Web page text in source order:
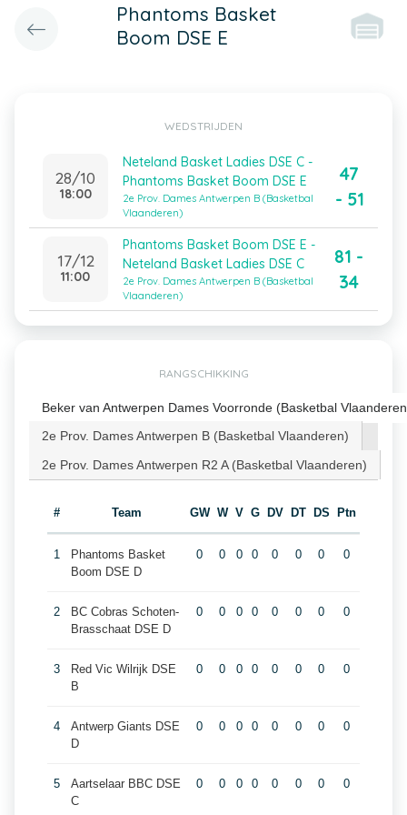
Phantoms Basket
Boom DSE E
WEDSTRIJDEN
28/10
18:00
Neteland Basket Ladies DSE C -
Phantoms Basket Boom DSE E
2e Prov. Dames Antwerpen B (Basketbal
Vlaanderen)
47
- 51
17/12
11:00
Phantoms Basket Boom DSE E -
Neteland Basket Ladies DSE C
2e Prov. Dames Antwerpen B (Basketbal
Vlaanderen)
81 -
34
RANGSCHIKKING
Beker van Antwerpen Dames Voorronde (Basketbal
2e Prov. Dames Antwerpen B (Basketbal Vlaanderen)
2e Prov. Dames Antwerpen R2 A (Basketbal Vlaanderen)
# Team GW W V G DV DT DS Ptn
1
Phantoms Basket
Boom DSE D
0 0 0 0 0 0 0 0
2
BC Cobras Schoten-
Brasschaat DSE D
0 0 0 0 0 0 0 0
3
Red Vic Wilrijk DSE
B
0 0 0 0 0 0 0 0
4
Antwerp Giants DSE
D
0 0 0 0 0 0 0 0
5
Aartselaar BBC DSE
C
0 0 0 0 0 0 0 0